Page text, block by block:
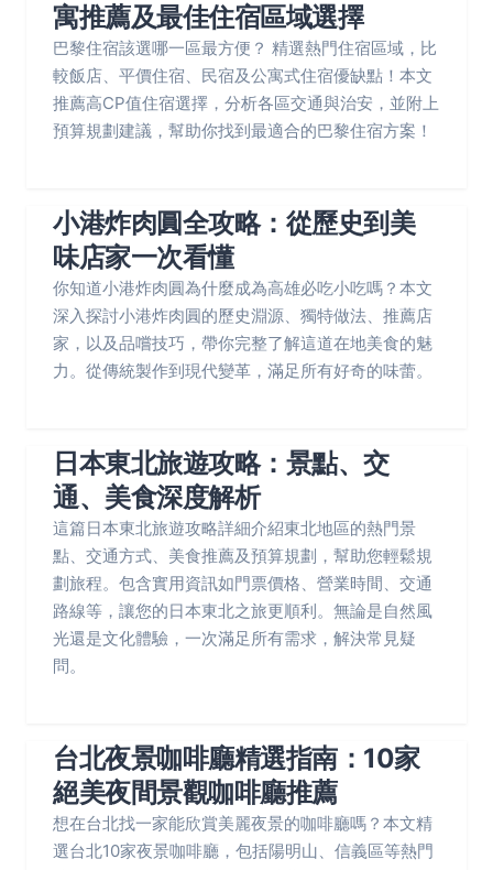
寓推薦及最佳住宿區域選擇
巴黎住宿該選哪一區最方便？ 精選熱門住宿區域，比
較飯店、平價住宿、民宿及公寓式住宿優缺點！本文
推薦高CP值住宿選擇，分析各區交通與治安，並附上
預算規劃建議，幫助你找到最適合的巴黎住宿方案！
小港炸肉圓全攻略：從歷史到美
味店家一次看懂
你知道小港炸肉圓為什麼成為高雄必吃小吃嗎？本文
深入探討小港炸肉圓的歷史淵源、獨特做法、推薦店
家，以及品嚐技巧，帶你完整了解這道在地美食的魅
力。從傳統製作到現代變革，滿足所有好奇的味蕾。
日本東北旅遊攻略：景點、交
通、美食深度解析
這篇日本東北旅遊攻略詳細介紹東北地區的熱門景
點、交通方式、美食推薦及預算規劃，幫助您輕鬆規
劃旅程。包含實用資訊如門票價格、營業時間、交通
路線等，讓您的日本東北之旅更順利。無論是自然風
光還是文化體驗，一次滿足所有需求，解決常見疑
問。
台北夜景咖啡廳精選指南：10家
絕美夜間景觀咖啡廳推薦
想在台北找一家能欣賞美麗夜景的咖啡廳嗎？本文精
選台北10家夜景咖啡廳，包括陽明山、信義區等熱門